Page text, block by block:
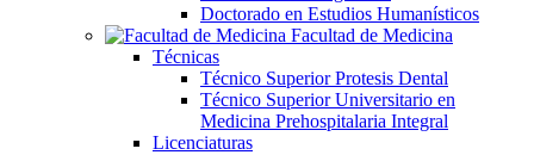
Doctorado en Estudios Humanísticos
Facultad de Medicina
Técnicas
Técnico Superior Protesis Dental
Técnico Superior Universitario en
Medicina Prehospitalaria Integral
Licenciaturas